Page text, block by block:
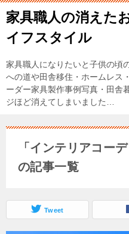
家具職人の消えた
イフスタイル
家具職人になりたいと子供の頃
への道や田舎移住・ホームレス
ーダー家具製作事例写真・田舎
ジほど消えてしまいました…
「インテリアコー
の記事一覧
Tweet